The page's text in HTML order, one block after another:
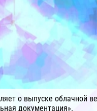
о выпуске облачной
документация».